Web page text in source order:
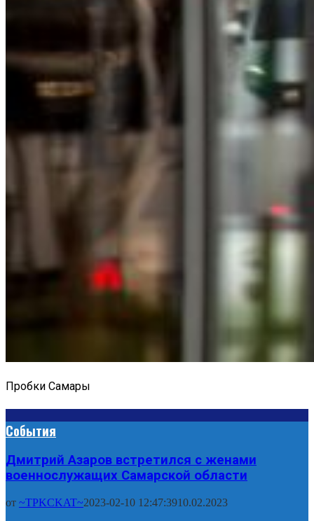
Пробки Самары
События
Дмитрий Азаров встретился с женами
военнослужащих Самарской области
от ~TPKCKAT~2023-02-10 12:47:3910.02.2023